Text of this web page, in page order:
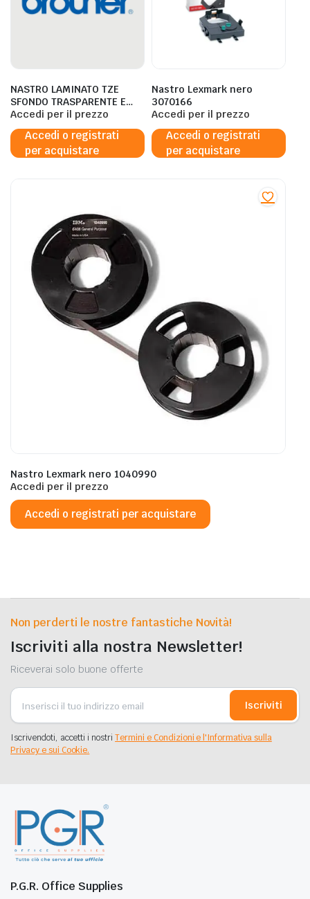
NASTRO LAMINATO TZE
SFONDO TRASPARENTE E
SCRITTA BIANCA DA 18MM X
8M DI LUNGHEZZA
Accedi per il prezzo
Accedi o registrati
per acquistare
Nastro Lexmark nero
3070166
Accedi per il prezzo
Accedi o registrati
per acquistare
Nastro Lexmark nero 1040990
Accedi per il prezzo
Accedi o registrati per acquistare
Non perderti le nostre fantastiche Novità!
Iscriviti alla nostra Newsletter!
Riceverai solo buone offerte
Iscriviti
Iscrivendoti, accetti i nostriTermini e Condizioni e l'Informativa sulla
Privacy e sui Cookie.
P.G.R. Office Supplies